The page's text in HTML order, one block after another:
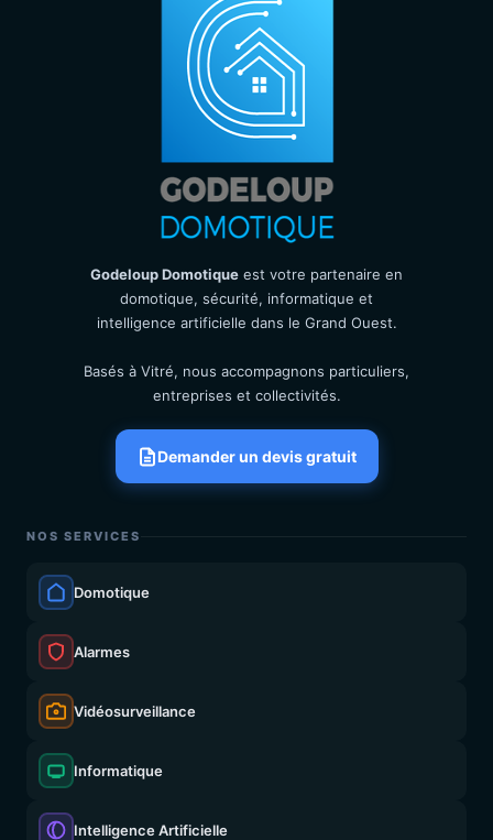
Godeloup Domotique est votre partenaire en
domotique, sécurité, informatique et
intelligence artificielle dans le Grand Ouest.
Basés à Vitré, nous accompagnons particuliers,
entreprises et collectivités.
Demander un devis gratuit
NOS SERVICES
Domotique
Alarmes
Vidéosurveillance
Informatique
Intelligence Artificielle